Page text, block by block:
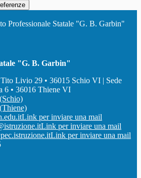
Professionale Statale "G. B. Garbin"
"G. B. Garbin"
Livio 29 • 36015 Schio VI | Sede
6 • 36016 Thiene VI
Link per inviare una mail
Link per inviare una mail
Link per inviare una mail